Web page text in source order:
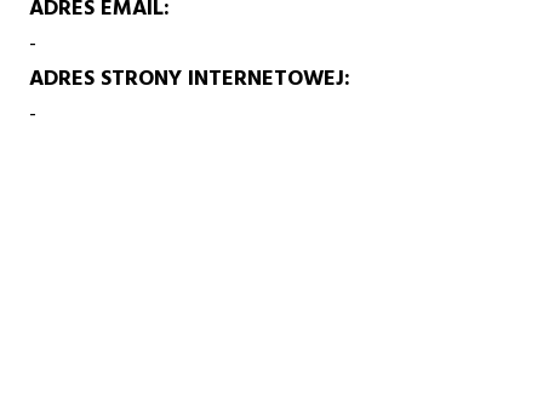
ADRES EMAIL
-
ADRES STRONY INTERNETOWEJ
-